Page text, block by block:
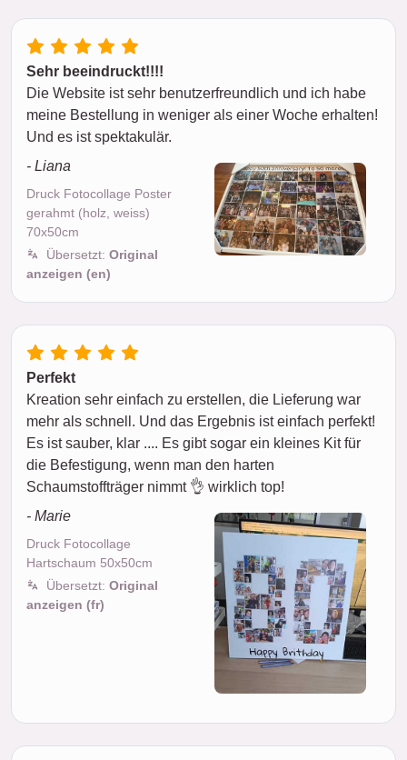
Sehr beeindruckt!!!!
Die Website ist sehr benutzerfreundlich und ich habe
meine Bestellung in weniger als einer Woche erhalten!
Und es ist spektakulär.
- Liana
Druck Fotocollage Poster
gerahmt (holz, weiss)
70x50cm
Übersetzt: Original
anzeigen (en)
Perfekt
Kreation sehr einfach zu erstellen, die Lieferung war
mehr als schnell. Und das Ergebnis ist einfach perfekt!
Es ist sauber, klar .... Es gibt sogar ein kleines Kit für
die Befestigung, wenn man den harten
Schaumstoffträger nimmt 👌 wirklich top!
- Marie
Druck Fotocollage
Hartschaum 50x50cm
Übersetzt: Original
anzeigen (fr)